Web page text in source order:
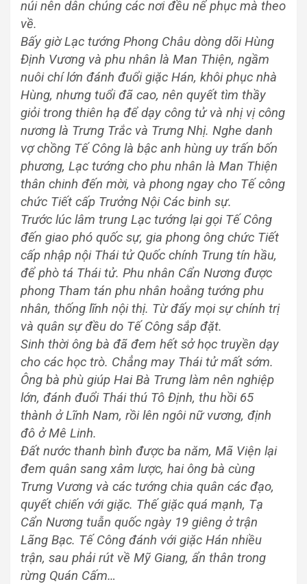
núi nên dân chúng các nơi đều nể phục mà theo
về.
Bấy giờ Lạc tướng Phong Châu dòng dõi Hùng
Định Vương và phu nhân là Man Thiện, ngầm
nuôi chí lớn đánh đuổi giặc Hán, khôi phục nhà
Hùng, nhưng tuổi đã cao, nên quyết tìm thầy
giỏi trong thiên hạ để dạy công tử và nhị vị công
nương là Trưng Trắc và Trưng Nhị. Nghe danh
vợ chồng Tế Công là bậc anh hùng uy trấn bốn
phương, Lạc tướng cho phu nhân là Man Thiện
thân chinh đến mời, và phong ngay cho Tế công
chức Tiết cấp Trưởng Nội Các binh sự.
Trước lúc lâm trung Lạc tướng lại gọi Tế Công
đến giao phó quốc sự, gia phong ông chức Tiết
cấp nhập nội Thái tử Quốc chính Trung tín hầu,
để phò tá Thái tử. Phu nhân Cẩn Nương được
phong Tham tán phu nhân hoằng tướng phu
nhân, thống lĩnh nội thị. Từ đấy mọi sự chính trị
và quân sự đều do Tế Công sắp đặt.
Sinh thời ông bà đã đem hết sở học truyền dạy
cho các học trò. Chẳng may Thái tử mất sớm.
Ông bà phù giúp Hai Bà Trưng làm nên nghiệp
lớn, đánh đuổi Thái thú Tô Định, thu hồi 65
thành ở Lĩnh Nam, rồi lên ngôi nữ vương, định
đô ở Mê Linh.
Đất nước thanh bình được ba năm, Mã Viện lại
đem quân sang xâm lược, hai ông bà cùng
Trưng Vương và các tướng chia quân các đạo,
quyết chiến với giặc. Thế giặc quá mạnh, Tạ
Cẩn Nương tuẫn quốc ngày 19 giêng ở trận
Lãng Bạc. Tế Công đánh với giặc Hán nhiều
trận, sau phải rút về Mỹ Giang, ẩn thân trong
rừng Quán Cấm…